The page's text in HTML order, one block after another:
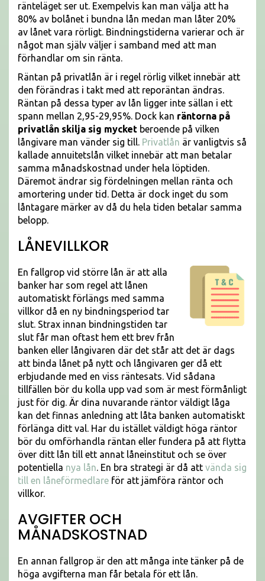
ränteläget ser ut. Exempelvis kan man välja att ha
80% av bolånet i bundna lån medan man låter 20%
av lånet vara rörligt. Bindningstiderna varierar och är
något man själv väljer i samband med att man
förhandlar om sin ränta.
Räntan på privatlån är i regel rörlig vilket innebär att
den förändras i takt med att reporäntan ändras.
Räntan på dessa typer av lån ligger inte sällan i ett
spann mellan 2,95-29,95%. Dock kan räntorna på
privatlån skilja sig mycket beroende på vilken
långivare man vänder sig till. Privatlån är vanligtvis så
kallade annuitetslån vilket innebär att man betalar
samma månadskostnad under hela löptiden.
Däremot ändrar sig fördelningen mellan ränta och
amortering under tid. Detta är dock inget du som
låntagare märker av då du hela tiden betalar samma
belopp.
LÅNEVILLKOR
En fallgrop vid större lån är att alla
banker har som regel att lånen
automatiskt förlängs med samma
villkor då en ny bindningsperiod tar
slut. Strax innan bindningstiden tar
slut får man oftast hem ett brev från
banken eller långivaren där det står att det är dags
att binda lånet på nytt och långivaren ger då ett
erbjudande med en viss räntesats. Vid sådana
tillfällen bör du kolla upp vad som är mest förmånligt
just för dig. Är dina nuvarande räntor väldigt låga
kan det finnas anledning att låta banken automatiskt
förlänga ditt val. Har du istället väldigt höga räntor
bör du omförhandla räntan eller fundera på att flytta
över ditt lån till ett annat låneinstitut och se över
potentiella nya lån. En bra strategi är då att vända sig
till en låneförmedlare för att jämföra räntor och
villkor.
AVGIFTER OCH
MÅNADSKOSTNAD
En annan fallgrop är den att många inte tänker på de
höga avgifterna man får betala för ett lån.